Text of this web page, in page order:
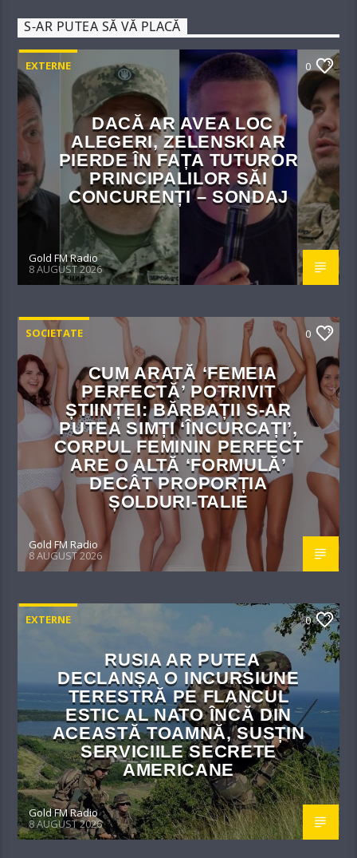
S-AR PUTEA SĂ VĂ PLACĂ
EXTERNE 0
DACĂ AR AVEA LOC
ALEGERI, ZELENSKI AR
PIERDE ÎN FAȚA TUTUROR
PRINCIPALILOR SĂI
CONCURENȚI – SONDAJ
Gold FM Radio
8 AUGUST 2026
SOCIETATE 0
CUM ARATĂ ‘FEMEIA
PERFECTĂ’ POTRIVIT
ȘTIINȚEI: BĂRBAȚII S-AR
PUTEA SIMȚI ‘ÎNCURCAȚI’,
CORPUL FEMININ PERFECT
ARE O ALTĂ ‘FORMULĂ’
DECÂT PROPORȚIA
ȘOLDURI-TALIE
Gold FM Radio
8 AUGUST 2026
EXTERNE 0
RUSIA AR PUTEA
DECLANȘA O INCURSIUNE
TERESTRĂ PE FLANCUL
ESTIC AL NATO ÎNCĂ DIN
ACEASTĂ TOAMNĂ, SUSȚIN
SERVICIILE SECRETE
AMERICANE
Gold FM Radio
8 AUGUST 2026